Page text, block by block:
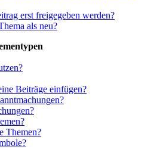
erst freigegeben werden?
als neu?
Beiträge einfügen?
Themen?